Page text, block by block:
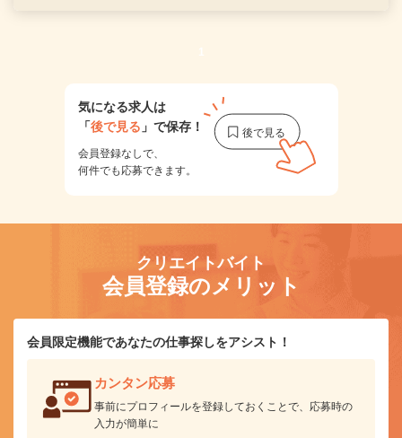
1
気になる求人は
「後で見る 」で保存！
会員登録なしで、
何件でも応募できます。
クリエイトバイト
会員登録のメリット
会員限定機能であなたの仕事探しをアシスト！
カンタン応募
事前にプロフィールを登録しておくことで、応募時の
入力が簡単に